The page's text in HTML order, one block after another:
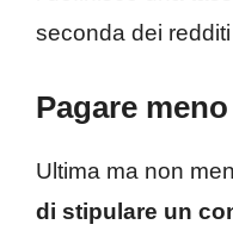
seconda dei
Pagare
Ultima ma non
di stipulare un